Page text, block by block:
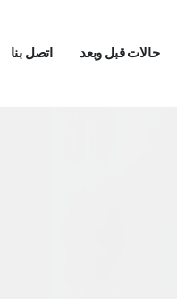
حالات قبل وبعد اتصل بنا